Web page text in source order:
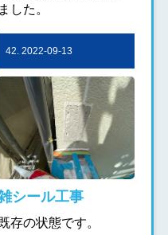
ました。
42. 2022-09-13
シール工事
既存の状態です。